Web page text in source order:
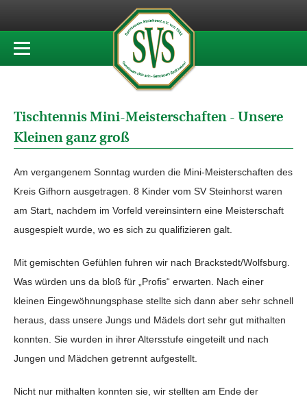
Tischtennis Mini-Meisterschaften - Unsere
Kleinen ganz groß
Am vergangenem Sonntag wurden die Mini-Meisterschaften des
Kreis Gifhorn ausgetragen. 8 Kinder vom SV Steinhorst waren
am Start, nachdem im Vorfeld vereinsintern eine Meisterschaft
ausgespielt wurde, wo es sich zu qualifizieren galt.
Mit gemischten Gefühlen fuhren wir nach Brackstedt/Wolfsburg.
Was würden uns da bloß für „Profis“ erwarten. Nach einer
kleinen Eingewöhnungsphase stellte sich dann aber sehr schnell
heraus, dass unsere Jungs und Mädels dort sehr gut mithalten
konnten. Sie wurden in ihrer Altersstufe eingeteilt und nach
Jungen und Mädchen getrennt aufgestellt.
Nicht nur mithalten konnten sie, wir stellten am Ende der